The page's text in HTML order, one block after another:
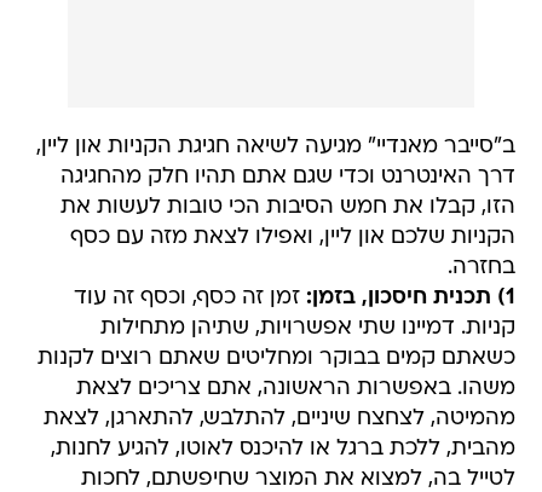
ב"סייבר מאנדיי" מגיעה לשיאה חגיגת הקניות און ליין,
דרך האינטרנט וכדי שגם אתם תהיו חלק מהחגיגה
הזו, קבלו את חמש הסיבות הכי טובות לעשות את
הקניות שלכם און ליין, ואפילו לצאת מזה עם כסף
בחזרה.
1) תכנית חיסכון, בזמן:
זמן זה כסף, וכסף זה עוד
קניות. דמיינו שתי אפשרויות, שתיהן מתחילות
כשאתם קמים בבוקר ומחליטים שאתם רוצים לקנות
משהו. באפשרות הראשונה, אתם צריכים לצאת
מהמיטה, לצחצח שיניים, להתלבש, להתארגן, לצאת
מהבית, ללכת ברגל או להיכנס לאוטו, להגיע לחנות,
לטייל בה, למצוא את המוצר שחיפשתם, לחכות